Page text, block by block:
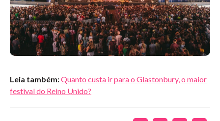
Leia também:Quanto custa ir para o Glastonbury, o maior
festival do Reino Unido?